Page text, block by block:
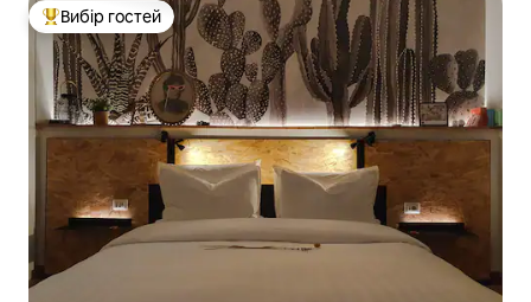
Топ вибір гостей
Вибір гостей